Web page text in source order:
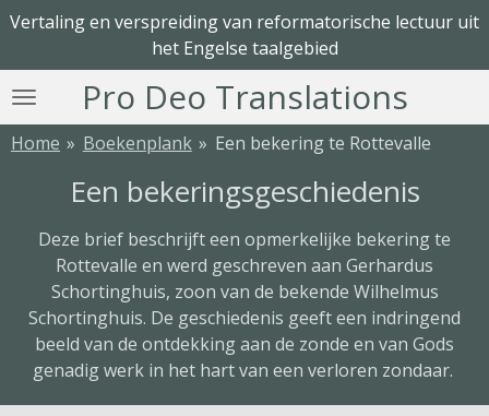
Ga
naar
de
hoofdinhoud
Pro Deo Translations
Vertaling en verspreiding van reformatorische lectuur uit
het Engelse taalgebied
Home » Boekenplank » Een bekering te Rottevalle
Een bekeringsgeschiedenis
Deze brief beschrijft een opmerkelijke bekering te
Rottevalle en werd geschreven aan Gerhardus
Schortinghuis, zoon van de bekende Wilhelmus
Schortinghuis. De geschiedenis geeft een indringend
beeld van de ontdekking aan de zonde en van Gods
genadig werk in het hart van een verloren zondaar.